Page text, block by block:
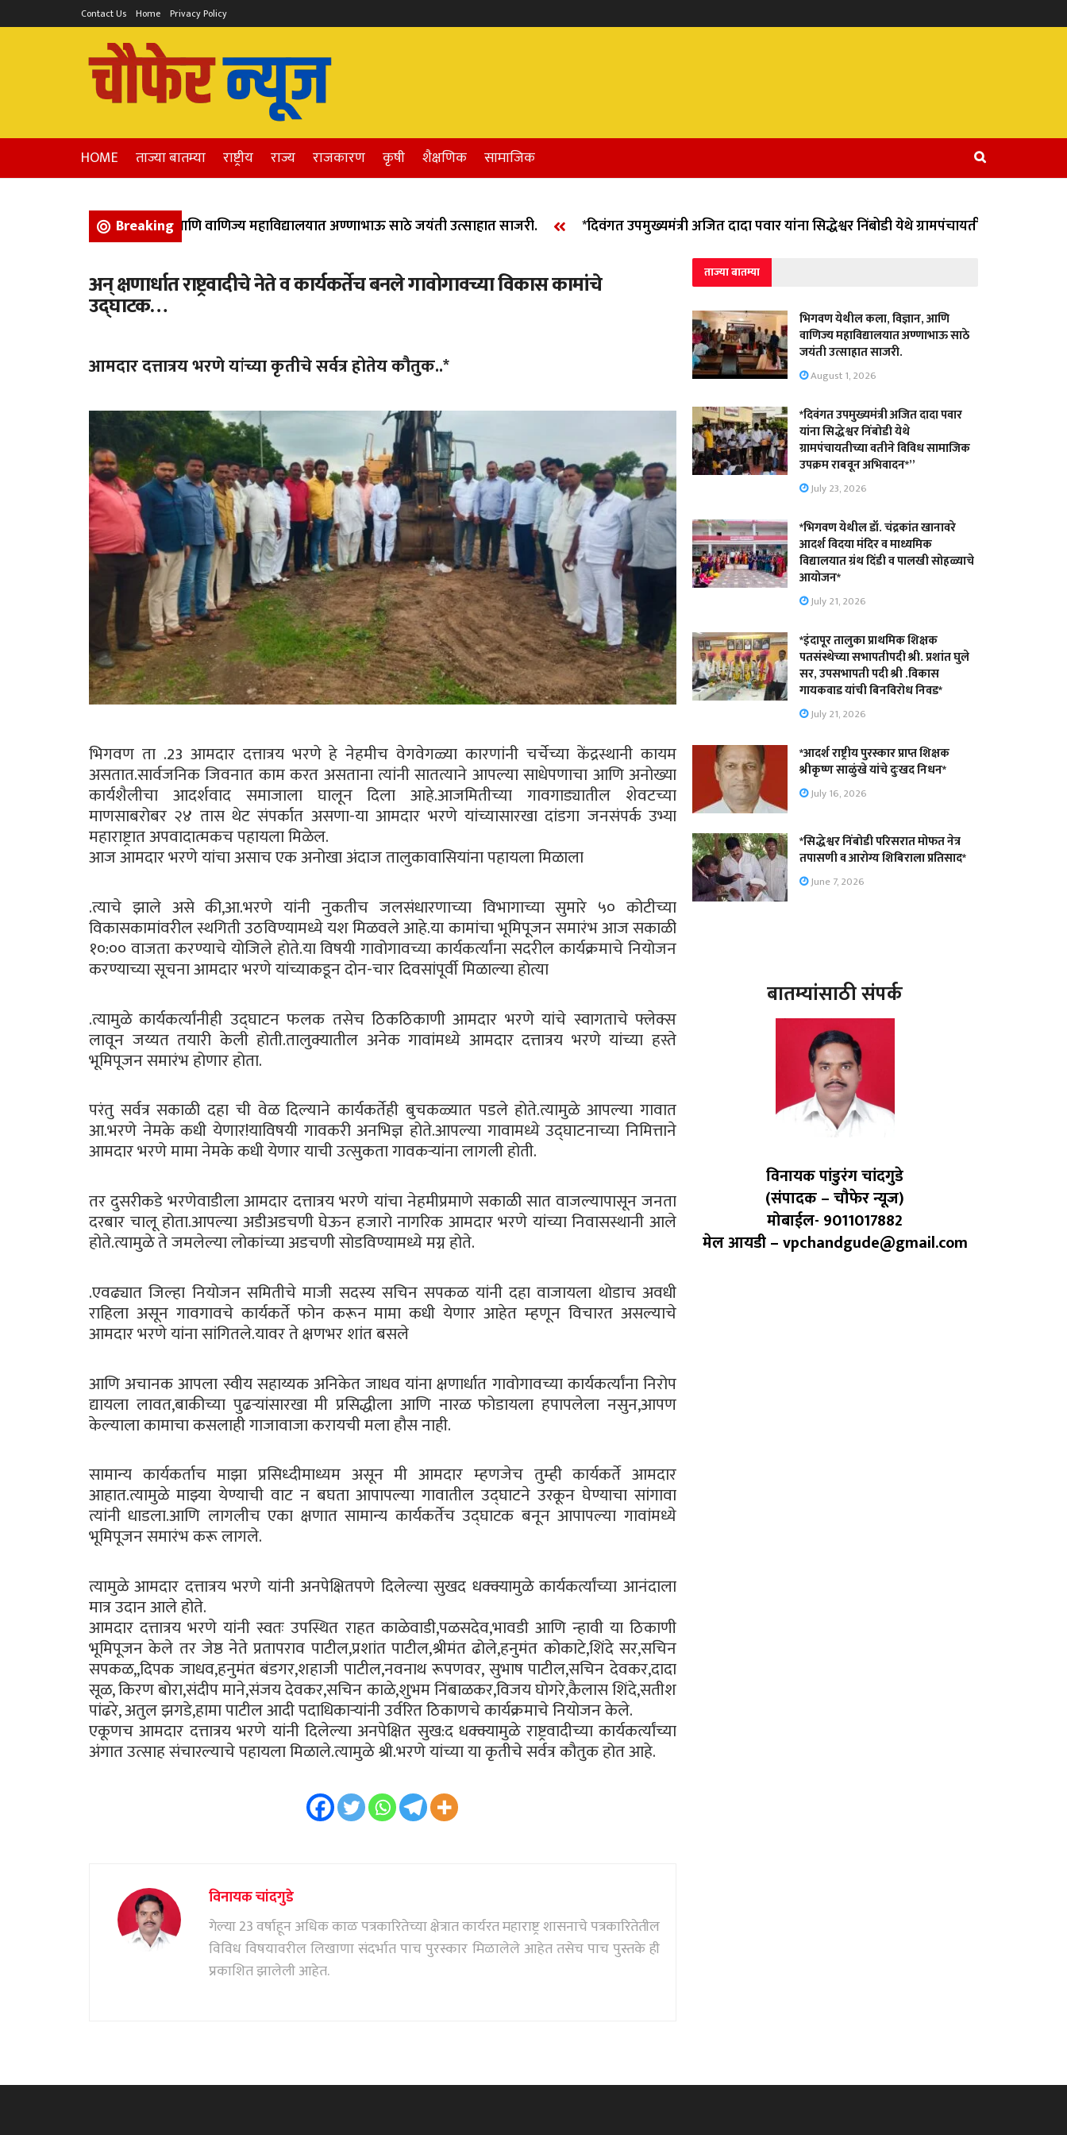
Contact Us Home Privacy Policy
HOME ताज्या बातम्या राष्ट्रीय राज्य राजकारण कृषी शैक्षणिक सामाजिक
Breaking
येथील कला, विज्ञान, आणि वाणिज्य महाविद्यालयात अण्णाभाऊ साठे जयंती उत्साहात साजरी. *दिवंगत उपमुख्यमंत्री अजित दादा पवार यांना सिद्धेश्वर निंबोडी येथे ग्रामपंचायतीच्या वतीने विविध
अन् क्षणार्धात राष्ट्रवादीचे नेते व कार्यकर्तेच बनले गावोगावच्या विकास कामांचे
उद्घाटक…
आमदार दत्तात्रय भरणे यांच्या कृतीचे सर्वत्र होतेय कौतुक..*
भिगवण ता .23 आमदार दत्तात्रय भरणे हे नेहमीच वेगवेगळ्या कारणांनी चर्चेच्या केंद्रस्थानी कायम
असतात.सार्वजनिक जिवनात काम करत असताना त्यांनी सातत्याने आपल्या साधेपणाचा आणि अनोख्या
कार्यशैलीचा आदर्शवाद समाजाला घालून दिला आहे.आजमितीच्या गावगाड्यातील शेवटच्या
माणसाबरोबर २४ तास थेट संपर्कात असणा-या आमदार भरणे यांच्यासारखा दांडगा जनसंपर्क उभ्या
महाराष्ट्रात अपवादात्मकच पहायला मिळेल.
आज आमदार भरणे यांचा असाच एक अनोखा अंदाज तालुकावासियांना पहायला मिळाला
.त्याचे झाले असे की,आ.भरणे यांनी नुकतीच जलसंधारणाच्या विभागाच्या सुमारे ५० कोटीच्या
विकासकामांवरील स्थगिती उठविण्यामध्ये यश मिळवले आहे.या कामांचा भूमिपूजन समारंभ आज सकाळी
१०:०० वाजता करण्याचे योजिले होते.या विषयी गावोगावच्या कार्यकर्त्यांना सदरील कार्यक्रमाचे नियोजन
करण्याच्या सूचना आमदार भरणे यांच्याकडून दोन-चार दिवसांपूर्वी मिळाल्या होत्या
.त्यामुळे कार्यकर्त्यांनीही उद्घाटन फलक तसेच ठिकठिकाणी आमदार भरणे यांचे स्वागताचे फ्लेक्स
लावून जय्यत तयारी केली होती.तालुक्यातील अनेक गावांमध्ये आमदार दत्तात्रय भरणे यांच्या हस्ते
भूमिपूजन समारंभ होणार होता.
परंतु सर्वत्र सकाळी दहा ची वेळ दिल्याने कार्यकर्तेही बुचकळ्यात पडले होते.त्यामुळे आपल्या गावात
आ.भरणे नेमके कधी येणार!याविषयी गावकरी अनभिज्ञ होते.आपल्या गावामध्ये उद्घाटनाच्या निमित्ताने
आमदार भरणे मामा नेमके कधी येणार याची उत्सुकता गावकऱ्यांना लागली होती.
तर दुसरीकडे भरणेवाडीला आमदार दत्तात्रय भरणे यांचा नेहमीप्रमाणे सकाळी सात वाजल्यापासून जनता
दरबार चालू होता.आपल्या अडीअडचणी घेऊन हजारो नागरिक आमदार भरणे यांच्या निवासस्थानी आले
होते.त्यामुळे ते जमलेल्या लोकांच्या अडचणी सोडविण्यामध्ये मग्न होते.
.एवढ्यात जिल्हा नियोजन समितीचे माजी सदस्य सचिन सपकळ यांनी दहा वाजायला थोडाच अवधी
राहिला असून गावगावचे कार्यकर्ते फोन करून मामा कधी येणार आहेत म्हणून विचारत असल्याचे
आमदार भरणे यांना सांगितले.यावर ते क्षणभर शांत बसले
आणि अचानक आपला स्वीय सहाय्यक अनिकेत जाधव यांना क्षणार्धात गावोगावच्या कार्यकर्त्यांना निरोप
द्यायला लावत,बाकीच्या पुढऱ्यांसारखा मी प्रसिद्धीला आणि नारळ फोडायला हपापलेला नसुन,आपण
केल्याला कामाचा कसलाही गाजावाजा करायची मला हौस नाही.
सामान्य कार्यकर्ताच माझा प्रसिध्दीमाध्यम असून मी आमदार म्हणजेच तुम्ही कार्यकर्ते आमदार
आहात.त्यामुळे माझ्या येण्याची वाट न बघता आपापल्या गावातील उद्घाटने उरकून घेण्याचा सांगावा
त्यांनी धाडला.आणि लागलीच एका क्षणात सामान्य कार्यकर्तेच उद्घाटक बनून आपापल्या गावांमध्ये
भूमिपूजन समारंभ करू लागले.
त्यामुळे आमदार दत्तात्रय भरणे यांनी अनपेक्षितपणे दिलेल्या सुखद धक्क्यामुळे कार्यकर्त्यांच्या आनंदाला
मात्र उदान आले होते.
आमदार दत्तात्रय भरणे यांनी स्वतः उपस्थित राहत काळेवाडी,पळसदेव,भावडी आणि न्हावी या ठिकाणी
भूमिपूजन केले तर जेष्ठ नेते प्रतापराव पाटील,प्रशांत पाटील,श्रीमंत ढोले,हनुमंत कोकाटे,शिंदे सर,सचिन
सपकळ,,दिपक जाधव,हनुमंत बंडगर,शहाजी पाटील,नवनाथ रूपणवर, सुभाष पाटील,सचिन देवकर,दादा
सूळ, किरण बोरा,संदीप माने,संजय देवकर,सचिन काळे,शुभम निंबाळकर,विजय घोगरे,कैलास शिंदे,सतीश
पांढरे, अतुल झगडे,हामा पाटील आदी पदाधिकाऱ्यांनी उर्वरित ठिकाणचे कार्यक्रमाचे नियोजन केले.
एकूणच आमदार दत्तात्रय भरणे यांनी दिलेल्या अनपेक्षित सुख:द धक्क्यामुळे राष्ट्रवादीच्या कार्यकर्त्यांच्या
अंगात उत्साह संचारल्याचे पहायला मिळाले.त्यामुळे श्री.भरणे यांच्या या कृतीचे सर्वत्र कौतुक होत आहे.
विनायक चांदगुडे
गेल्या 23 वर्षाहून अधिक काळ पत्रकारितेच्या क्षेत्रात कार्यरत महाराष्ट्र शासनाचे पत्रकारितेतील
विविध विषयावरील लिखाणा संदर्भात पाच पुरस्कार मिळालेले आहेत तसेच पाच पुस्तके ही
प्रकाशित झालेली आहेत.
ताज्या बातम्या
भिगवण येथील कला, विज्ञान, आणि
वाणिज्य महाविद्यालयात अण्णाभाऊ साठे
जयंती उत्साहात साजरी.
August 1, 2026
*दिवंगत उपमुख्यमंत्री अजित दादा पवार
यांना सिद्धेश्वर निंबोडी येथे
ग्रामपंचायतीच्या वतीने विविध सामाजिक
उपक्रम राबवून अभिवादन*”
July 23, 2026
*भिगवण येथील डॉ. चंद्रकांत खानावरे
आदर्श विदया मंदिर व माध्यमिक
विद्यालयात ग्रंथ दिंडी व पालखी सोहळ्याचे
आयोजन*
July 21, 2026
*इंदापूर तालुका प्राथमिक शिक्षक
पतसंस्थेच्या सभापतीपदी श्री. प्रशांत घुले
सर, उपसभापती पदी श्री .विकास
गायकवाड यांची बिनविरोध निवड*
July 21, 2026
*आदर्श राष्ट्रीय पुरस्कार प्राप्त शिक्षक
श्रीकृष्ण साळुंखे यांचे दुःखद निधन*
July 16, 2026
*सिद्धेश्वर निंबोडी परिसरात मोफत नेत्र
तपासणी व आरोग्य शिबिराला प्रतिसाद*
June 7, 2026
बातम्यांसाठी संपर्क
विनायक पांडुरंग चांदगुडे
(संपादक – चौफेर न्यूज)
मोबाईल- 9011017882
मेल आयडी – vpchandgude@gmail.com